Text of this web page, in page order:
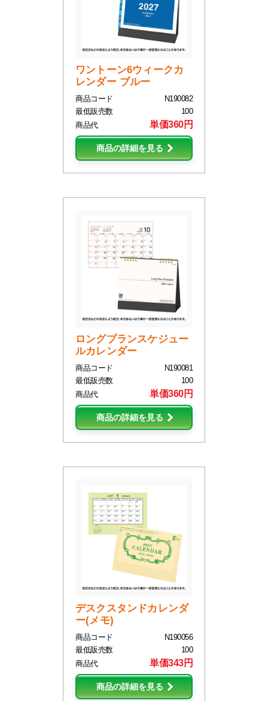
ワントーン6ウィークカ
レンダー ブルー
商品コード
N190082
最低販売数
100
商品代
単価360円
商品の詳細を見る
ロングプランスケジュー
ルカレンダー
商品コード
N190081
最低販売数
100
商品代
単価360円
商品の詳細を見る
デスクスタンドカレンダ
ー(メモ)
商品コード
N190056
最低販売数
100
商品代
単価343円
商品の詳細を見る